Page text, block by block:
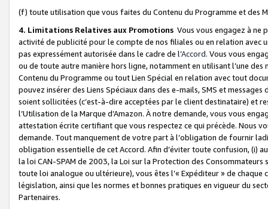
(f) toute utilisation que vous faites du Contenu du Programme et des
4. Limitations Relatives aux Promotions Vous vous engagez à ne
activité de publicité pour le compte de nos filiales ou en relation avec
pas expressément autorisée dans le cadre de l’Accord. Vous vous
ou de toute autre manière hors ligne, notamment en utilisant l’une
Contenu du Programme ou tout Lien Spécial en relation avec tout
pouvez insérer des Liens Spéciaux dans des e-mails, SMS et
soient sollicitées (c’est-à-dire acceptées par le client destinataire) et
l’Utilisation de la Marque d’Amazon. À notre demande, vous vous
attestation écrite certifiant que vous respectez ce qui précède. Nous
demande. Tout manquement de votre part à l’obligation de fournir
obligation essentielle de cet Accord. Afin d’éviter toute confusion, (i)
la loi CAN-SPAM de 2003, la Loi sur la Protection des
toute loi analogue ou ultérieure), vous êtes l’« Expéditeur » de
législation, ainsi que les normes et bonnes pratiques en vigueur du
Partenaires.